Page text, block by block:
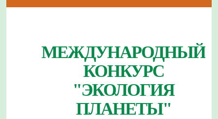
МЕЖДУНАРОДНЫЙ
КОНКУРС
"ЭКОЛОГИЯ
ПЛАНЕТЫ"